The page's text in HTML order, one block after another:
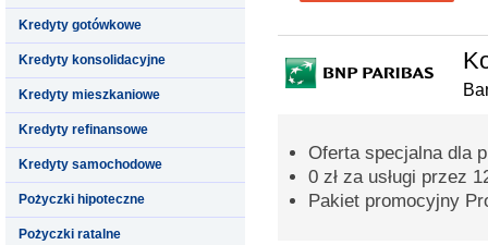
Kredyty gotówkowe
Kredyty konsolidacyjne
Kredyty mieszkaniowe
Kredyty refinansowe
Kredyty samochodowe
Pożyczki hipoteczne
Pożyczki ratalne
Oferta specjalna dla
0 zł za usługi przez
Pakiet promocyjny